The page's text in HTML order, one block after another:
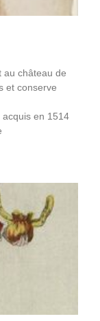
au château de
et conserve
en 1514